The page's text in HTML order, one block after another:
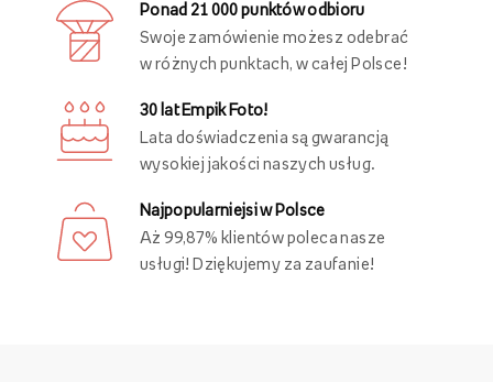
Ponad 21 000 punktów odbioru
Swoje zamówienie możesz odebrać
w różnych punktach, w całej Polsce!
30 lat Empik Foto!
Lata doświadczenia są gwarancją
wysokiej jakości naszych usług.
Najpopularniejsi w Polsce
Aż 99,87% klientów poleca nasze
usługi! Dziękujemy za zaufanie!